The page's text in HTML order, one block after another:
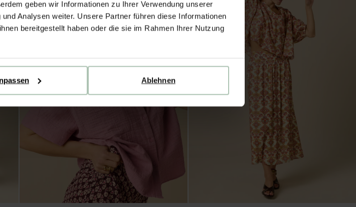
geben wir Informationen zu Ihrer Verwendung unserer
Analysen weiter. Unsere Partner führen diese Informationen
bereitgestellt haben oder die sie im Rahmen Ihrer Nutzung
Ablehnen